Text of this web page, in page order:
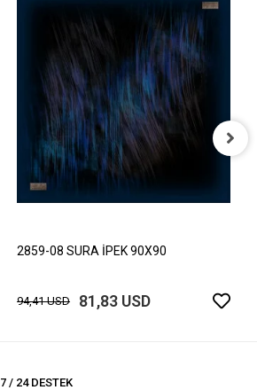
2859-08 SURA İPEK 90X90
94,41 USD 81,83 USD
7 / 24 DESTEK